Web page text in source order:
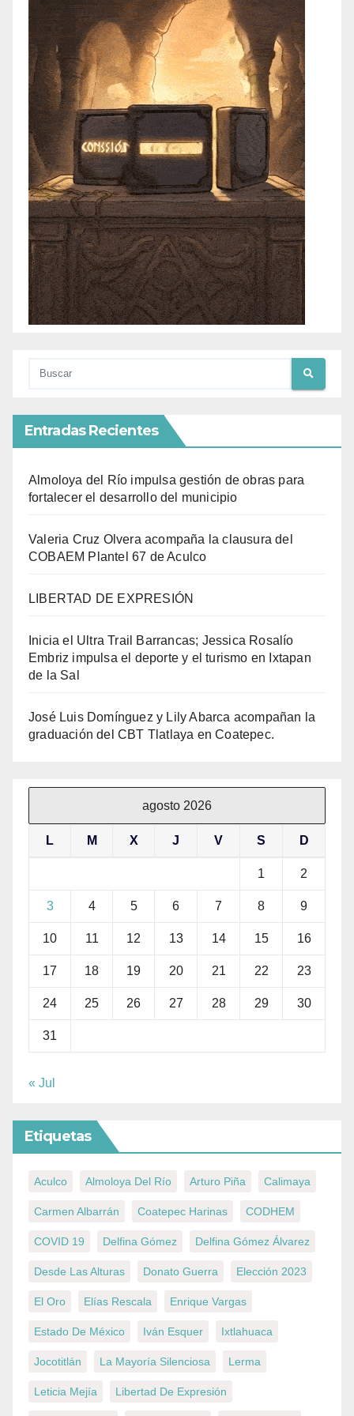
Entradas Recientes
Almoloya del Río impulsa gestión de obras para
fortalecer el desarrollo del municipio
Valeria Cruz Olvera acompaña la clausura del
COBAEM Plantel 67 de Aculco
LIBERTAD DE EXPRESIÓN
Inicia el Ultra Trail Barrancas; Jessica Rosalío
Embriz impulsa el deporte y el turismo en Ixtapan
de la Sal
José Luis Domínguez y Lily Abarca acompañan la
graduación del CBT Tlatlaya en Coatepec.
agosto 2026
L M X J V S D
1 2
3 4 5 6 7 8 9
10 11 12 13 14 15 16
17 18 19 20 21 22 23
24 25 26 27 28 29 30
31
« Jul
Etiquetas
Aculco Almoloya Del Río Arturo Piña Calimaya
Carmen Albarrán Coatepec Harinas CODHEM
COVID 19 Delfina Gómez Delfina Gómez Álvarez
Desde Las Alturas Donato Guerra Elección 2023
El Oro Elías Rescala Enrique Vargas
Estado De México Iván Esquer Ixtlahuaca
Jocotitlán La Mayoría Silenciosa Lerma
Leticia Mejía Libertad De Expresión